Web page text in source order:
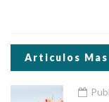
Articulos